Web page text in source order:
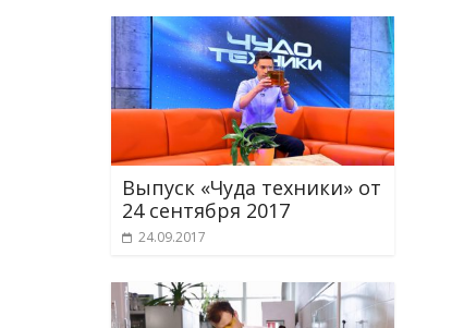
Выпуск «Чуда техники» от
24 сентября 2017
24.09.2017